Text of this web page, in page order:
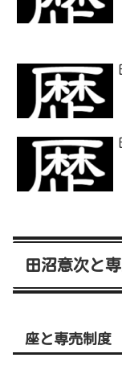
田沼意次と
座と専売制度